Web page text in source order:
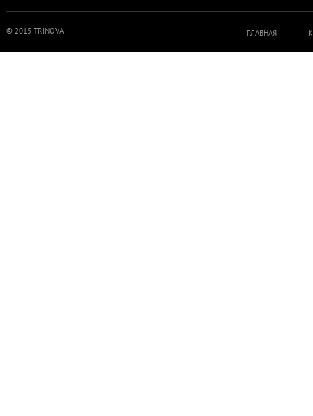
ГЛАВНАЯ
© 2015 TRINOVA